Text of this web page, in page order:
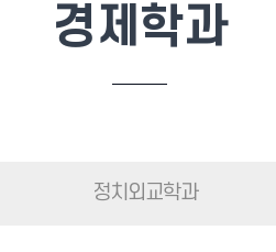
경제학과
정치외교학과